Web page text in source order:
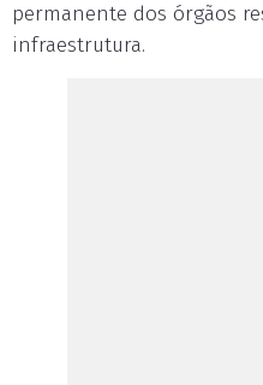
permanente dos órgãos
infraestrutura.